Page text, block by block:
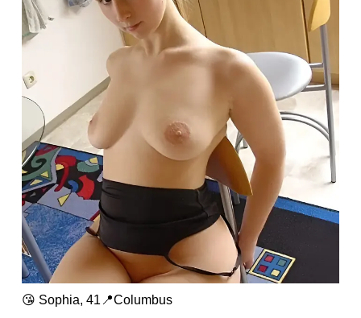
😘 Sophia, 41📍Columbus